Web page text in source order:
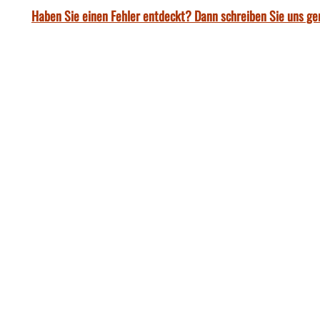
Haben Sie einen Fehler entdeckt? Dann schreiben Sie uns